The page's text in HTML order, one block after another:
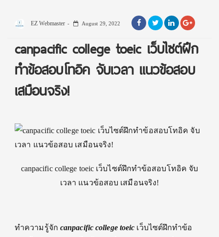
EZ Webmaster August 29, 2022
canpacific college toeic เว็บไซต์ฝึก
ทำข้อสอบโทอิค จับเวลา แนวข้อสอบ
เสมือนจริง!
canpacific college toeic เว็บไซต์ฝึกทำข้อสอบโทอิค จับ
เวลา แนวข้อสอบ เสมือนจริง!
ทำความรู้จัก canpacific college toeic เว็บไซต์ฝึกทำข้อ